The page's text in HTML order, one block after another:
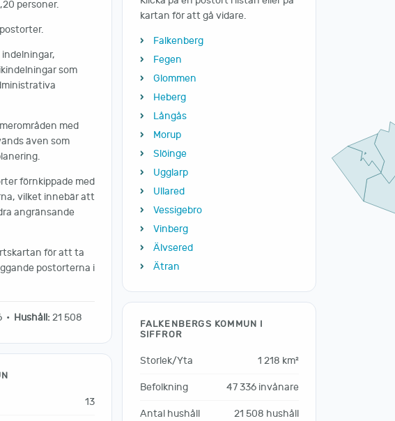
personer.
som
med
även som
förnkippade med
vilket innebär att
angränsande
för att ta
postorterna i
• Hushåll:21 508
13
kartan för att gå vidare.
Falkenberg
Fegen
Glommen
Heberg
Långås
Morup
Slöinge
Ugglarp
Ullared
Vessigebro
Vinberg
Älvsered
Ätran
FALKENBERGS KOMMUN I
SIFFROR
Storlek/Yta 1 218 km²
Befolkning 47 336 invånare
Antal hushåll 21 508 hushåll